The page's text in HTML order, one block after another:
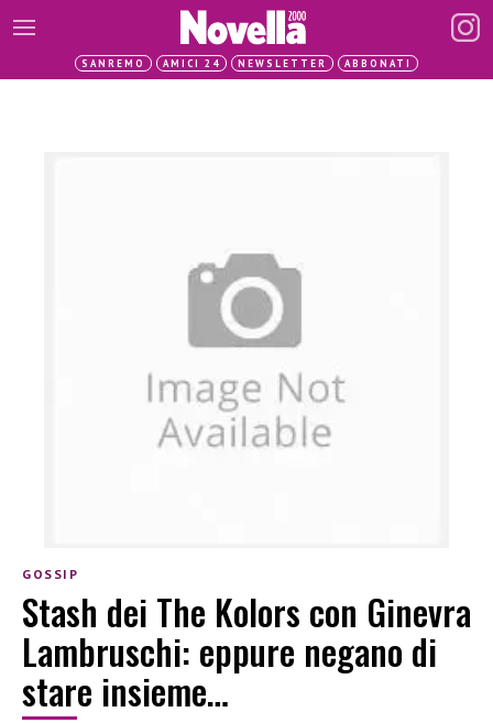
SANREMO AMICI 24 NEWSLETTER ABBONATI
GOSSIP
Stash dei The Kolors con Ginevra
Lambruschi: eppure negano di
stare insieme…